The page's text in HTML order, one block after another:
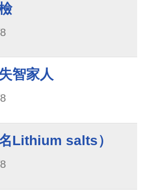
智家人
Lithium salts）